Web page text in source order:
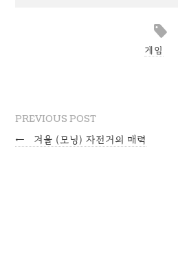
게임
PREVIOUS POST
← 겨울 (모닝) 자전거의 매력